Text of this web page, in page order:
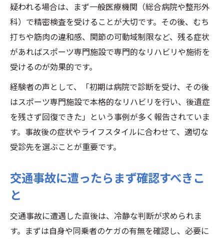
疑われる場合は、まず一般医療機関（総合病院や整形外
科）で精密検査を受けることが大切です。その後、むち
打ちや筋肉の違和感、関節の可動域制限など、残る症状
があればスポーツ専門施設で専門的なリハビリや施術を
受けるのが効果的です。
経験者の声として、「初期は病院で診断を受け、その後
はスポーツ専門施設で本格的なリハビリを行い、後遺症
を残さず回復できた」という事例が多く報告されていま
す。事故後の症状やライフスタイルに合わせて、適切な
受診先を選ぶことが重要です。
交通事故に遭ったらまず確認すべきこ
と
交通事故に遭遇した直後は、冷静な判断が求められま
す。まずは自身や同乗者のケガの有無を確認し、必要に